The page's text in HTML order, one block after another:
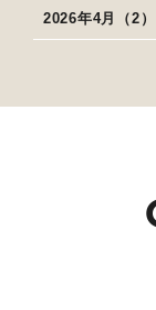
2026年4月（2）